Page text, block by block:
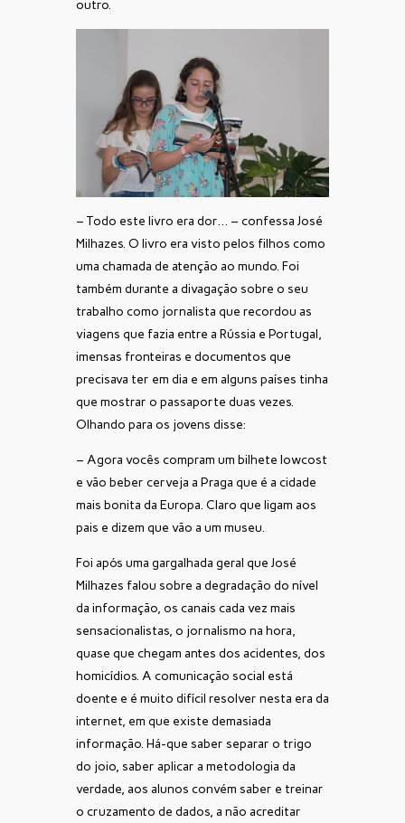
outro.
– Todo este livro era dor… – confessa José
Milhazes. O livro era visto pelos filhos como
uma chamada de atenção ao mundo. Foi
também durante a divagação sobre o seu
trabalho como jornalista que recordou as
viagens que fazia entre a Rússia e Portugal,
imensas fronteiras e documentos que
precisava ter em dia e em alguns países tinha
que mostrar o passaporte duas vezes.
Olhando para os jovens disse:
– Agora vocês compram um bilhete lowcost
e vão beber cerveja a Praga que é a cidade
mais bonita da Europa. Claro que ligam aos
pais e dizem que vão a um museu.
Foi após uma gargalhada geral que José
Milhazes falou sobre a degradação do nível
da informação, os canais cada vez mais
sensacionalistas, o jornalismo na hora,
quase que chegam antes dos acidentes, dos
homicídios. A comunicação social está
doente e é muito difícil resolver nesta era da
internet, em que existe demasiada
informação. Há-que saber separar o trigo
do joio, saber aplicar a metodologia da
verdade, aos alunos convém saber e treinar
o cruzamento de dados, a não acreditar